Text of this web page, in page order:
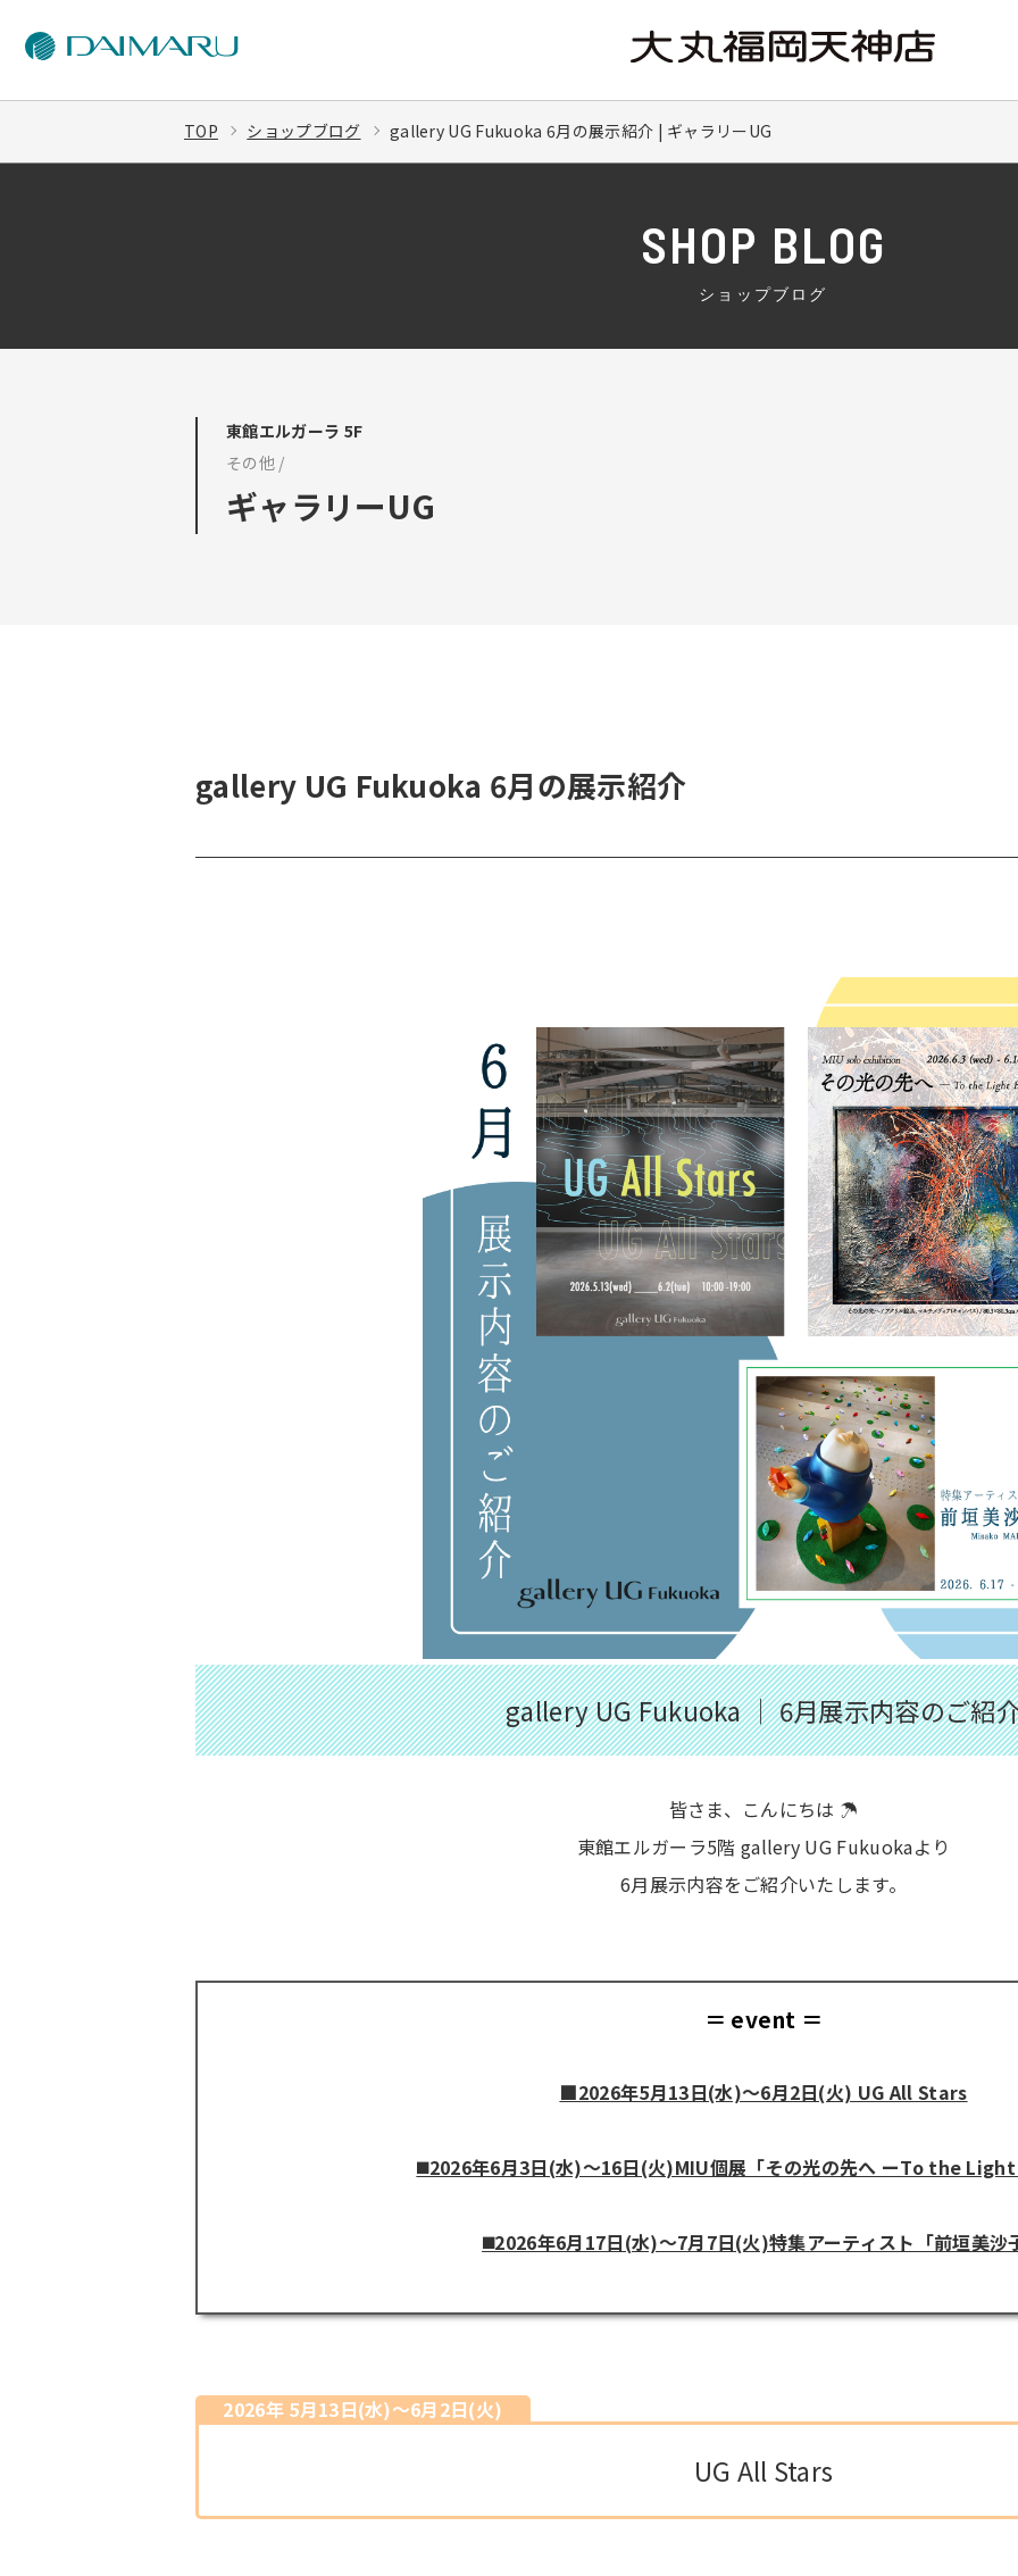
TOP ショップブログ gallery UG Fukuoka 6月の展示紹介 | ギャラリーUG
SHOP BLOG
ショップブログ
東館エルガーラ 5F
その他 /
ギャラリーUG
gallery UG Fukuoka 6月の展示紹介
gallery UG Fukuoka │ 6月展示内容のご紹
皆さま、こんにちは ☂️
東館エルガーラ5階 gallery UG Fukuokaより
6月展示内容をご紹介いたします。
＝ event ＝
■2026年5月13日(水)〜6月2日(火) UG All Stars
◼️2026年6月3日(水)〜16日(火)MIU個展「その光の先へ ーTo the
◼️2026年6月17日(水)〜7月7日(火)特集アーティスト「前垣美沙
2026年 5月13日(水)〜6月2日(火)
UG All Stars